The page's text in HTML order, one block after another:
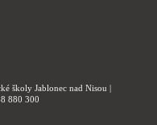
školy Jablonec nad Nisou |
880 300